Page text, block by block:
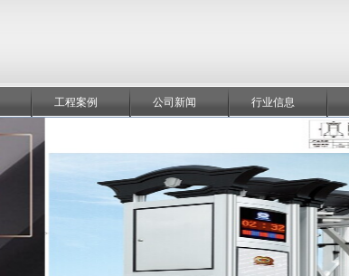
工程案例 公司新闻 行业信息